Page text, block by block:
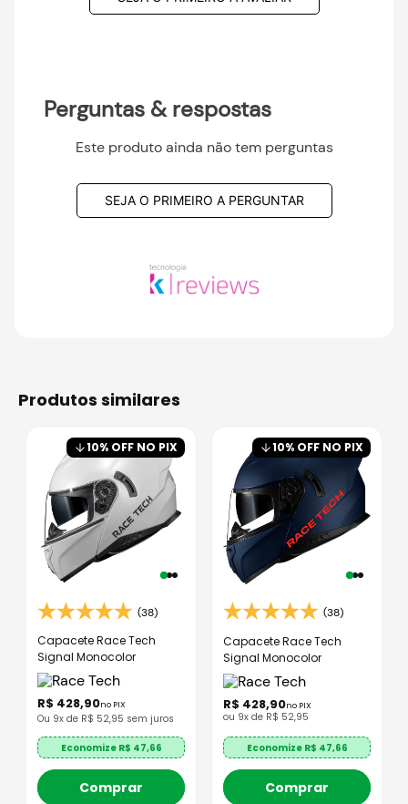
Perguntas & respostas
Este produto ainda não tem perguntas
SEJA O PRIMEIRO A PERGUNTAR
produtos similares
10% OFF NO PIX
(38)
Capacete Race Tech
Signal Monocolor
R$ 428,90no PIX
Ou 9x de R$ 52,95 sem juros
Economize R$ 47,66
Comprar
10% OFF NO PIX
(38)
Capacete Race Tech
Signal Monocolor
R$ 428,90no PIX
ou 9x de R$ 52,95
Economize R$ 47,66
Comprar